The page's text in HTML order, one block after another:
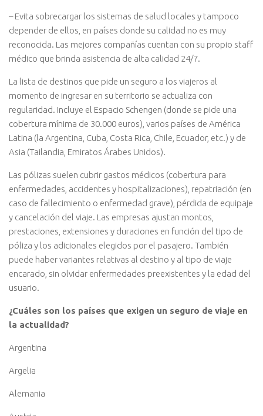
– Evita sobrecargar los sistemas de salud locales y tampoco
depender de ellos, en países donde su calidad no es muy
reconocida. Las mejores compañías cuentan con su propio staff
médico que brinda asistencia de alta calidad 24/7.
La lista de destinos que pide un seguro a los viajeros al
momento de ingresar en su territorio se actualiza con
regularidad. Incluye el Espacio Schengen (donde se pide una
cobertura mínima de 30.000 euros), varios países de América
Latina (la Argentina, Cuba, Costa Rica, Chile, Ecuador, etc.) y de
Asia (Tailandia, Emiratos Árabes Unidos).
Las pólizas suelen cubrir gastos médicos (cobertura para
enfermedades, accidentes y hospitalizaciones), repatriación (en
caso de fallecimiento o enfermedad grave), pérdida de equipaje
y cancelación del viaje. Las empresas ajustan montos,
prestaciones, extensiones y duraciones en función del tipo de
póliza y los adicionales elegidos por el pasajero. También
puede haber variantes relativas al destino y al tipo de viaje
encarado, sin olvidar enfermedades preexistentes y la edad del
usuario.
¿Cuáles son los países que exigen un seguro de viaje en
la actualidad?
Argentina
Argelia
Alemania